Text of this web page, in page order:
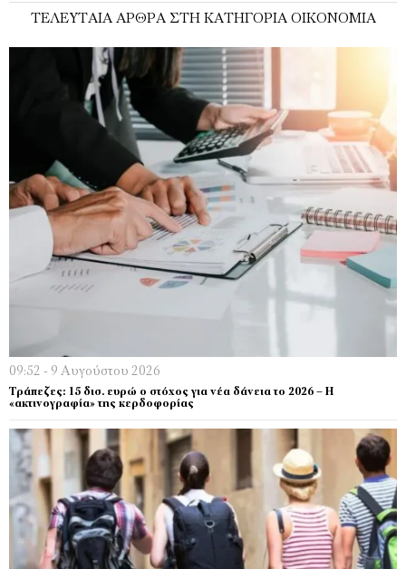
ΤΕΛΕΥΤΑΊΑ ΆΡΘΡΑ ΣΤΗ ΚΑΤΗΓΟΡΊΑ ΟΙΚΟΝΟΜΊΑ
09:52 - 9 Αυγούστου 2026
Τράπεζες: 15 δισ. ευρώ ο στόχος για νέα δάνεια το 2026 – Η
«ακτινογραφία» της κερδοφορίας